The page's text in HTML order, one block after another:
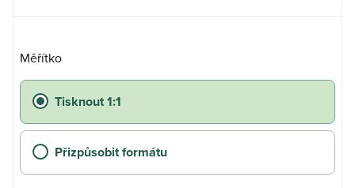
Měřítko
Tisknout 1:1
Přizpůsobit formátu